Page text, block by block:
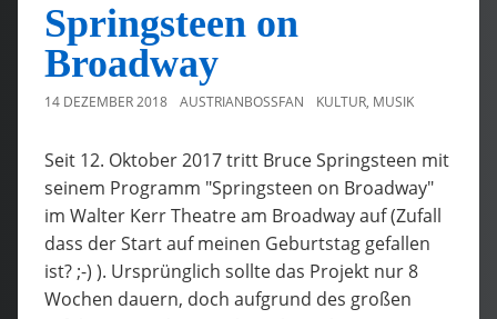
Springsteen on
Broadway
14 DEZEMBER 2018 AUSTRIANBOSSFAN KULTUR, MUSIK
Seit 12. Oktober 2017 tritt Bruce Springsteen mit
seinem Programm "Springsteen on Broadway"
im Walter Kerr Theatre am Broadway auf (Zufall
dass der Start auf meinen Geburtstag gefallen
ist? ;-) ). Ursprünglich sollte das Projekt nur 8
Wochen dauern, doch aufgrund des großen